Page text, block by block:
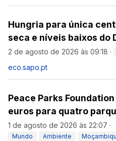
Hungria para única
seca e níveis baixos do
2 de agosto de 2026 às 09:18 ·
eco.sapo.pt
Peace Parks
euros para quatro
1 de agosto de 2026 às 22:07 ·
Mundo Ambiente